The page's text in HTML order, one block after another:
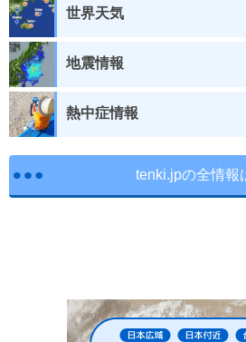
世界天気
地震情報
熱中症情報
tenki.jpの全情報